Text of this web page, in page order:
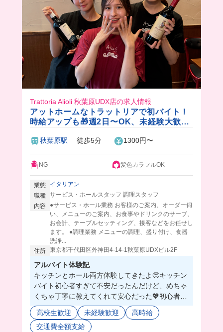
Trattoria Alioli 秋葉原UDX店の求人情報
アットホームなトラットリアで初バイト！
時給アップも🎁週2日〜OK、未経験大歓迎
秋葉原駅 徒歩5分 1300円〜
NG 髪色カラフルOK
業態
イタリアン
職種 サービス・ホールスタッフ 調理スタッフ
内容
●サービス・ホール業務 お客様のご案内、オーダー伺
い、メニューのご案内、お食事やドリンクのサーブ、
お会計、テーブルセッティング、接客などをお任せし
ます。 ●調理業務 メニューの調理、盛り付け、食器
洗浄...
住所 東京都千代田区外神田4-14-1秋葉原UDXビル2F
アルバイト体験記
キッチンとホール両方体験してきたよ🥺キッチン
バイト初心者すぎて不安だったんだけど、めちゃ
くちゃ丁寧に教えてくれて安心だった💖初心者さ
んでも全然いいよって言ってくれた🥹🥹🥹🫶🏻
まかないのパスタもおいしくって幸せだった✨
アットホームな雰囲気だから皆仲良くて楽しそ
高校生歓迎 未経験歓迎
高時給
交通費全額支給